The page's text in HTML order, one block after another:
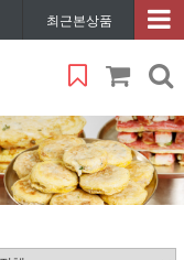
최근본상품